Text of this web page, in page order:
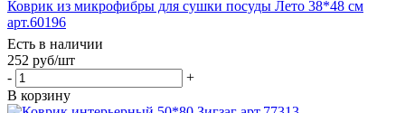
Коврик из микрофибры для сушки посуды Лето 38*48 см
арт.60196
Есть в наличии
252 руб/шт
-
+
В корзину